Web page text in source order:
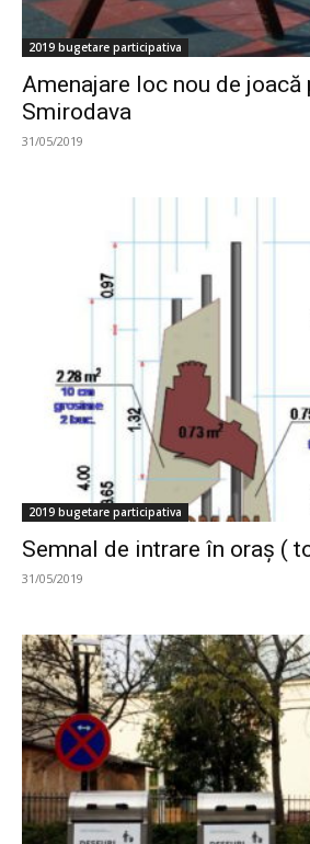
2019 bugetare participativa
Amenajare loc nou de joacă
Smirodava
31/05/2019
2019 bugetare participativa
Semnal de intrare în oraș (
31/05/2019